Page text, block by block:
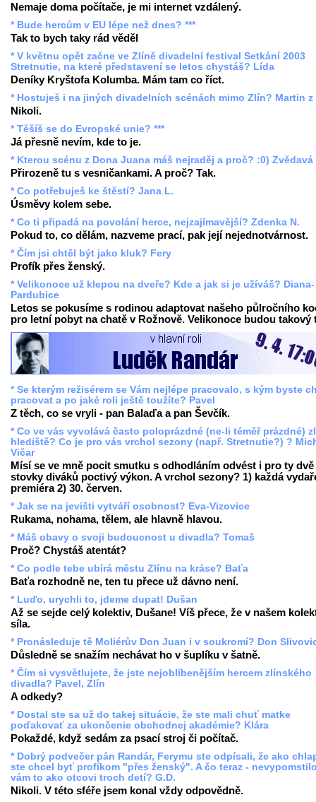
Nemaje doma počítače, je mi internet vzdálený.
* Bude hercům v EU lépe než dnes? ***
Tak to bych taky rád věděl
* V květnu opět začne ve Zlíně divadelní festival Setkání 2003
Stretnutie, na které představení se letos chystáš? Lída
Deníky Kryštofa Kolumba. Mám tam co říct.
* Hostuješ i na jiných divadelních scénách mimo Zlín? Martin z
Nikoli.
* Těšíš se do Evropské unie? ***
Já přesně nevím, kde to je.
* Kterou scénu z Dona Juana máš nejraděj a proč? :0) Zvědavá
Přirozeně tu s vesničankami. A proč? Tak.
* Co potřebuješ ke štěstí? Jana L.
Úsměvy kolem sebe.
* Co ti připadá na povolání herce, nejzajímavější? Zdenka N.
Pokud to, co dělám, nazveme prací, pak její nejednotvárnost.
* Čím jsi chtěl být jako kluk? Fery
Profík přes ženský.
* Velikonoce už klepou na dveře? Kde a jak si je užíváš? Diana-
Pardubice
Letos se pokusíme s rodinou adaptovat našeho půlročního
pro letní pobyt na chatě v Rožnově. Velikonoce budou takový
* Se kterým režisérem se Vám nejlépe pracovalo, s kým byste
pracovat a po jaké roli ještě toužíte? Pavel
Z těch, co se vryli - pan Balaďa a pan Ševčík.
* Co ve vás vyvolává často poloprázdné (ne-li téměř prázdné)
hlediště? Co je pro vás vrchol sezony (např. Stretnutie?) ?
Vičar
Mísí se ve mně pocit smutku s odhodláním odvést i pro ty dvě
stovky diváků poctivý výkon. A vrchol sezony? 1) každá
premiéra 2) 30. červen.
* Jak se na jevišti vytváří osobnost? Eva-Vizovice
Rukama, nohama, tělem, ale hlavně hlavou.
* Máš obavy o svoji budoucnost u divadla? Tomaš
Proč? Chystáš atentát?
* Co podle tebe ubírá městu Zlínu na kráse? Baťa
Baťa rozhodně ne, ten tu přece už dávno není.
* Luďo, urychli to, jdeme dupat! Dušan
Až se sejde celý kolektiv, Dušane! Víš přece, že v našem
síla.
* Pronásleduje tě Moliérův Don Juan i v soukromí? Don
Důsledně se snažím nechávat ho v šuplíku v šatně.
* Čím si vysvětlujete, že jste nejoblíbenějším hercem zlínského
divadla? Pavel, Zlín
A odkedy?
* Dostal ste sa už do takej situácie, že ste mali chuť matke
poďakovať za ukončenie obchodnej akadémie? Klára
Pokaždé, když sedám za psací stroj či počítač.
* Dobrý podvečer pán Randár, Ferymu ste odpísali, že ako
ste chcel byť profíkom "přes ženský". A čo teraz -
vám to ako otcovi troch detí? G.D.
Nikoli. V této sféře jsem konal vždy odpovědně.